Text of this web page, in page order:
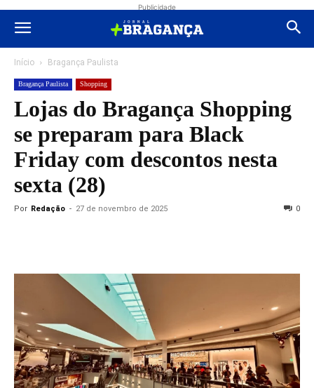
Publicidade
Início Bragança Paulista
Bragança Paulista Shopping
Lojas do Bragança Shopping
se preparam para Black
Friday com descontos nesta
sexta (28)
Por Redação - 27 de novembro de 2025 0